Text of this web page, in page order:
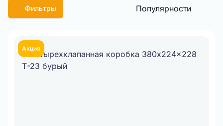
Фильтры Популярности
Акция